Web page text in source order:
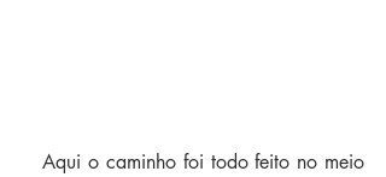
   Aqui o caminho foi todo feito no meio